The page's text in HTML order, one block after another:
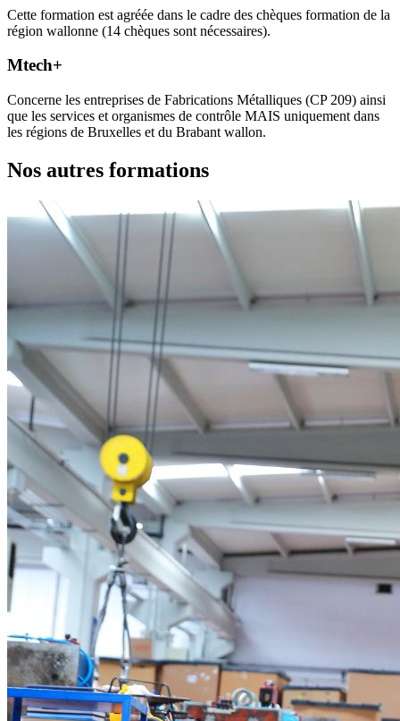
Cette formation est agréée dans le cadre des chèques formation de la
région wallonne (14 chèques sont nécessaires).
Mtech+
Concerne les entreprises de Fabrications Métalliques (CP 209) ainsi
que les services et organismes de contrôle MAIS uniquement dans
les régions de Bruxelles et du Brabant wallon.
Nos autres formations